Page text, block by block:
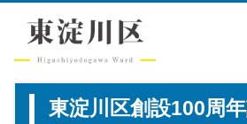
東淀川区創設100周